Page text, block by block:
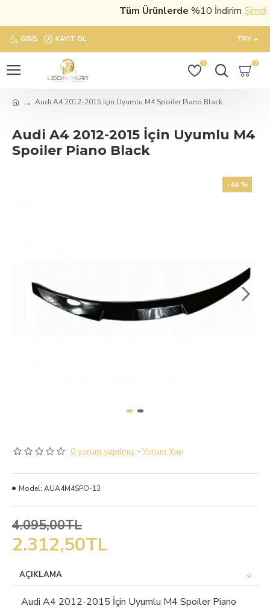
Tüm Ürünlerde%10 İndirimŞimdi
GIRIŞ KAYIT OL TRY
0 0
Audi A4 2012-2015 İçin Uyumlu M4 Spoiler Piano Black
Audi A4 2012-2015 İçin Uyumlu M4
Spoiler Piano Black
-44 %
0 yorum yapılmış. -Yorum Yap
2.312,50TL
4.095,00TL
Model: AUA4M4SPO-13
AÇIKLAMA
Audi A4 2012-2015 İçin Uyumlu M4 Spoiler Piano